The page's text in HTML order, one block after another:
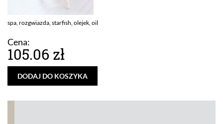
spa, rozgwiazda, starfish, olejek, oil
Cena:
105.06 zł
DODAJ DO KOSZYKA